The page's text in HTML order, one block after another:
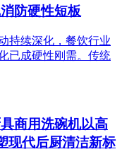
防硬性短板
持续深化，餐饮行业
已成硬性刚需。传统
商用洗碗机以高
现代后厨清洁新标